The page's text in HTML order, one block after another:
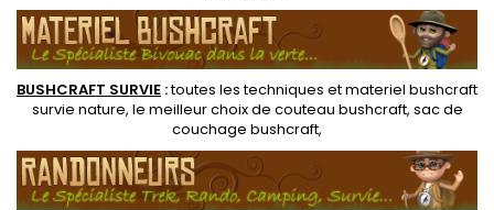
BUSHCRAFT SURVIE :toutes les techniques etmateriel bushcraft
survie nature, le meilleur choix de couteau bushcraft, sac de
couchage bushcraft,